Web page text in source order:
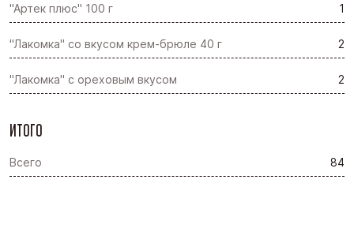
"Артек плюс" 100 г 1
"Лакомка" со вкусом крем-брюле 40 г 2
"Лакомка" с ореховым вкусом 2
ИТОГО
Всего 84